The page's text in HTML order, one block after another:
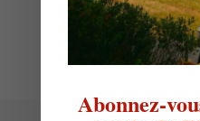
Abonnez-